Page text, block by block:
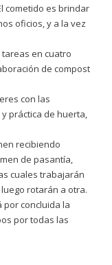
cometido es brindar
oficios, y a la vez
en cuatro
de compost
con las
práctica de huerta,
recibiendo
de pasantía,
cuales trabajarán
rotarán a otra.
por concluida la
por todas las